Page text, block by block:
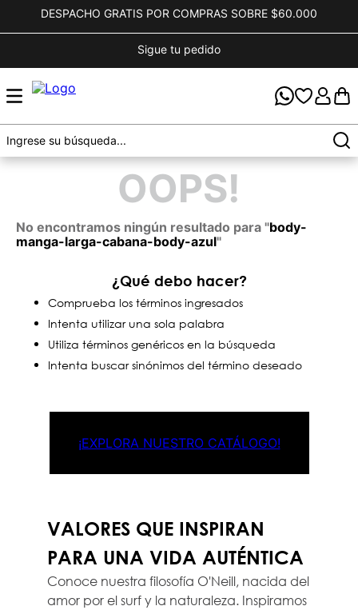
DESPACHO GRATIS POR COMPRAS SOBRE $60.000
Sigue tu pedido
OOPS!
No encontramos ningún resultado para "body-
manga-larga-cabana-body-azul"
¿Qué debo hacer?
Comprueba los términos ingresados
Intenta utilizar una sola palabra
Utiliza términos genéricos en la búsqueda
Intenta buscar sinónimos del término deseado
¡EXPLORA NUESTRO CATÁLOGO!
VALORES QUE INSPIRAN
PARA UNA VIDA AUTÉNTICA
Conoce nuestra filosofía O'Neill, nacida del
amor por el surf y la naturaleza. Inspiramos